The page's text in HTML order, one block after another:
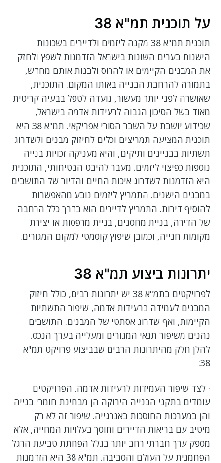
על תוכנית תמ"א 38
תוכנית תמ"א 38 מקנה ליזמים ולדיירים בשכונות
הישנות בערים השונות בישראל הזדמנות לשפץ ולחזק
את המבנים הקיימים או להרוס ולבנות אותם מחדש,
בתמורה להרחבת הבנייה באותו המקום. התוכנית,
שאושרה לפני יותר מעשור, נועדה לטפל בבעיה קריטית
מאוד בשל הסיכון הגבוה לרעידות אדמה בישראל,
שכידוע יושבת על השבר הסורי אפריקאי. תמ"א 38 היא
תוכנית המציעה תמריצים וכלים לחיזוק מבנים ולשדרוג
תשתיות בבניינים ותיקים, והיא מעניקה זכויות בנייה
נוספות כפיצוי ליזמים. מעבר להיבט הבטיחותי, התוכנית
היא הזדמנות לשדרוג איכות החיים והדיור של התושבים
במבנים הישנים. התמריץ ליזמים נובע מהאפשרות
להוסיף דירות. התמריץ לדיירים הוא בדרך כלל הרחבה
של הדירה, בניית מחסנים, בניית מרפסות או יצירת
מקומות חנייה, וכמובן שיפוץ קוסמטי למקום המגורים.
יתרונות ביצוע תמ"א 38
לפרויקטים בתמ"א 38 יש יתרונות רבים, כולל חיזוק
המבנים לעמידה ברעידות אדמה, שיפור התשתיות
הקיימות, ואף שדרוג אסתטי של המבנים. התושבים
נהנים משיפור תנאי המגורים ומעלייה בערך הנכס.
להלן חלק מהיתרונות הרבים שבביצוע פרויקט תמ"א
38:
· לצד שיפור העמידות לרעידות אדמה, הפרויקטים
עומדים בתקני הבנייה הירוקה הן מבחינת חומרי בנייה
והן במערכות החוסכות באנרגייה. שיפור זה לא רק
מיטיב עם בריאות הדיירים וחוסך בעלויות המחייה, אלא
מספק ערך חברתי רחב יותר בגלל הפחתת טביעת הרגל
הפחמנית על העולם והסביבה. תמ"א 38 היא הזדמנות